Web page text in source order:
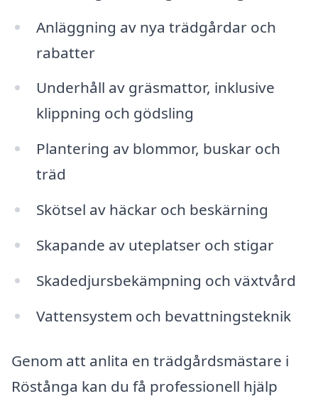
Anläggning av nya trädgårdar och
rabatter
Underhåll av gräsmattor, inklusive
klippning och gödsling
Plantering av blommor, buskar och
träd
Skötsel av häckar och beskärning
Skapande av uteplatser och stigar
Skadedjursbekämpning och växtvård
Vattensystem och bevattningsteknik
Genom att anlita en trädgårdsmästare i
Röstånga kan du få professionell hjälp